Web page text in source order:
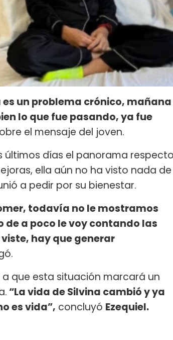
un problema crónico, mañana
lo que fue pasando, ya fue
el mensaje del joven.
últimos días el panorama
ella aún no ha visto nada de
a pedir por su bienestar.
todavía no le mostramos
de a poco le voy contando las
hay que generar
que esta situación marcará un
“La vida de Silvina cambió y ya
es vida”, concluyó Ezequiel.